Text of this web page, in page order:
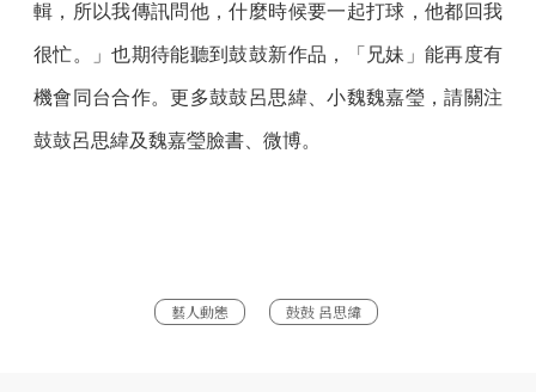
輯，所以我傳訊問他，什麼時候要一起打球，他都回我
很忙。」也期待能聽到鼓鼓新作品，「兄妹」能再度有
機會同台合作。更多鼓鼓呂思緯、小魏魏嘉瑩，請關注
鼓鼓呂思緯及魏嘉瑩臉書、微博。
藝人動態 鼓鼓 呂思緯